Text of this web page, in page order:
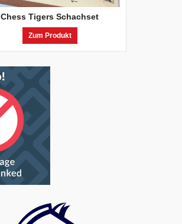
Chess Tigers Schachset
Zum Produkt